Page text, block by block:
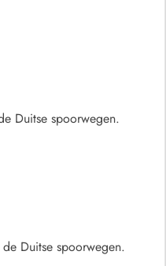
Duitse spoorwegen.
Duitse spoorwegen.